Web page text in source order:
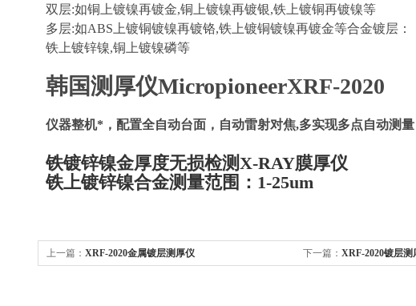
双层:如铜上镀镍再镀金,铜上镀镍再镀银,铁上镀铜再镀镍等
多层:如ABS上镀铜镀镍再镀铬,铁上镀铜镀镍再镀金等​合金镀层：
铁上镀锌镍,铜上镀镍磷等
韩国测厚仪MicropioneerXRF-2020
仪器整机*，配置全自动台面，自动雷射对焦,多实现多点自动测量
铁镀锌镍金厚度无损检测X-RAY膜厚仪
铁上镀锌镍合金测量范围：1-25um
上一篇： ​XRF-2020金属镀层测厚仪 下一篇： XRF-2020镀层测